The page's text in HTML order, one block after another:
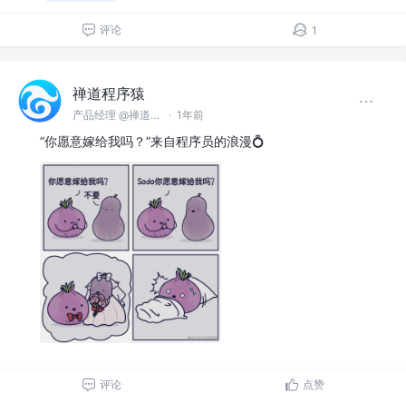
评论 1
禅道程序猿
产品经理 @禅道软件（青岛）有限公司 · 1年前
“你愿意嫁给我吗？”来自程序员的浪漫💍
评论 点赞